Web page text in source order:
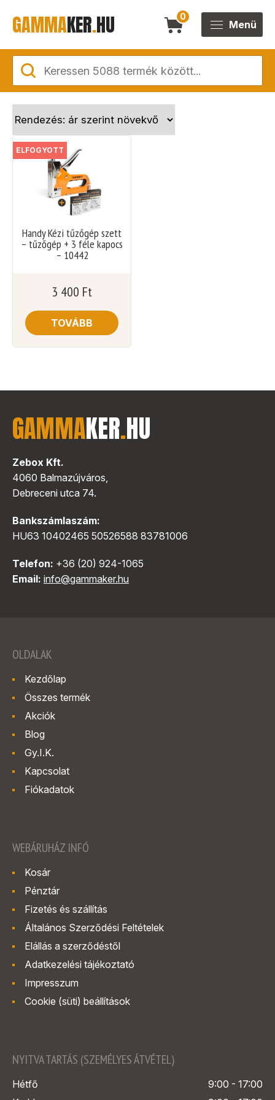
GAMMAKER.HU 0
Menü
ELFOGYOTT
Handy Kézi tűzőgép szett
– tűzőgép + 3 féle kapocs
– 10442
3 400 Ft
TOVÁBB
GAMMAKER.HU
Zebox Kft.
4060 Balmazújváros,
Debreceni utca 74.
Bankszámlaszám:
HU63 10402465 50526588 83781006
Telefon: +36 (20) 924-1065
Email: info@gammaker.hu
OLDALAK
Kezdőlap
Összes termék
Akciók
Blog
Gy.I.K.
Kapcsolat
Fiókadatok
WEBÁRUHÁZ INFÓ
Kosár
Pénztár
Fizetés és szállítás
Általános Szerződési Feltételek
Elállás a szerződéstől
Adatkezelési tájékoztató
Impresszum
Cookie (süti) beállítások
NYITVA TARTÁS (SZEMÉLYES ÁTVÉTEL)
Hétfő
9:00 - 17:00